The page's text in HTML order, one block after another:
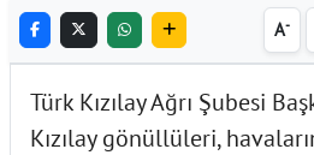
A-
Türk Kızılay Ağrı Şubesi
Kızılay gönüllüleri,